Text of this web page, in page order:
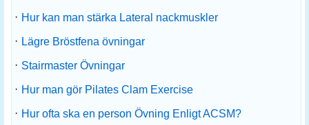
· Hur kan man stärka Lateral nackmuskler
· Lägre Bröstfena övningar
· Stairmaster Övningar
· Hur man gör Pilates Clam Exercise
· Hur ofta ska en person Övning Enligt ACSM?